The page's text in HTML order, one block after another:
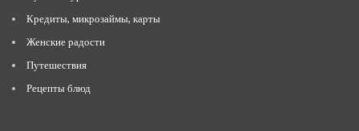
Кредиты, микрозаймы, карты
Женские радости
Путешествия
Рецепты блюд